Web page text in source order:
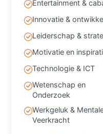
Entertainment &
Innovatie &
Leiderschap &
Motivatie en
Technologie & ICT
Wetenschap en
Onderzoek
Werkgeluk &
Veerkracht